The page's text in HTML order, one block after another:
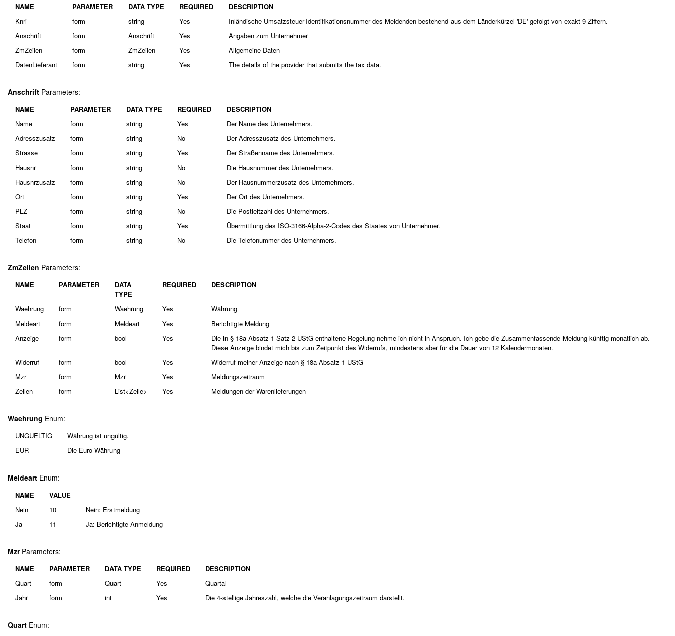
NAME PARAMETER DATA TYPE REQUIRED
DESCRIPTION
Knri
form string Yes
Inländische Umsatzsteuer-Identifikationsnummer des Meldenden bestehend aus dem Länderkürzel 'DE' gefolgt von exakt 9 Ziffern.
Anschrift
form Anschrift Yes
Angaben zum Unternehmer
ZmZeilen
form ZmZeilen Yes
Allgemeine Daten
DatenLieferant
form string Yes The details of the provider that submits the tax data.
Anschrift Parameters:
NAME PARAMETER DATA TYPE REQUIRED
DESCRIPTION
Name
form string Yes
Der Name des Unternehmers.
Adresszusatz
form string No
Der Adresszusatz des Unternehmers.
Strasse
form string Yes
Der Straßenname des Unternehmers.
Hausnr
form string No
Die Hausnummer des Unternehmers.
Hausnrzusatz
form string No
Der Hausnummerzusatz des Unternehmers.
Ort
form string Yes
Der Ort des Unternehmers.
PLZ
form string No
Die Postleitzahl des Unternehmers.
Staat
form string Yes
Übermittlung des ISO-3166-Alpha-2-Codes des Staates von Unternehmer.
Telefon
form string No Die Telefonummer des Unternehmers.
ZmZeilen Parameters:
NAME PARAMETER
DATA
TYPE
REQUIRED DESCRIPTION
Waehrung form Waehrung Yes
Währung
Meldeart
form Meldeart Yes
Berichtigte Meldung
Anzeige
form bool Yes
Die in § 18a Absatz 1 Satz 2 UStG enthaltene Regelung nehme ich nicht in Anspruch. Ich gebe die Zusammenfassende Meldung künftig monatlich ab.
Diese Anzeige bindet mich bis zum Zeitpunkt des Widerrufs, mindestens aber für die Dauer von 12 Kalendermonaten.
Widerruf
form bool Yes
Widerruf meiner Anzeige nach § 18a Absatz 1 UStG
Mzr
form Mzr Yes
Meldungszeitraum
Zeilen
form List<Zeile> Yes Meldungen der Warenlieferungen
Waehrung Enum:
UNGUELTIG
Währung ist ungültig.
EUR
Die Euro-Währung
Meldeart Enum:
NAME
VALUE
Nein
10
Nein: Erstmeldung
Ja
11 Ja: Berichtigte Anmeldung
MzrParameters:
NAME PARAMETER DATA TYPE REQUIRED
DESCRIPTION
Quart
form Quart Yes
Quartal
Jahr
form int Yes Die 4-stellige Jahreszahl, welche die Veranlagungszeitraum darstellt.
Quart Enum: